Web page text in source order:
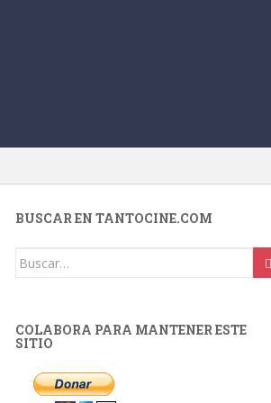
BUSCAR EN TANTOCINE.COM
Buscar:
COLABORA PARA MANTENER ESTE
SITIO